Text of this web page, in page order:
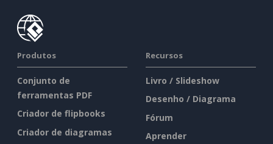
Produtos
Conjunto de
ferramentas PDF
Criador de flipbooks
Criador de diagramas
Recursos
Livro / Slideshow
Desenho / Diagrama
Fórum
Aprender